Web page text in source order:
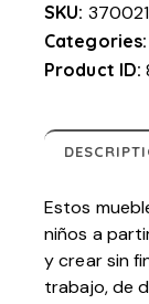
SKU:
Product ID:
Estos
niños a
y crear sin
trabajo, de